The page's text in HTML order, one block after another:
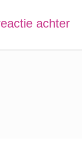
achter